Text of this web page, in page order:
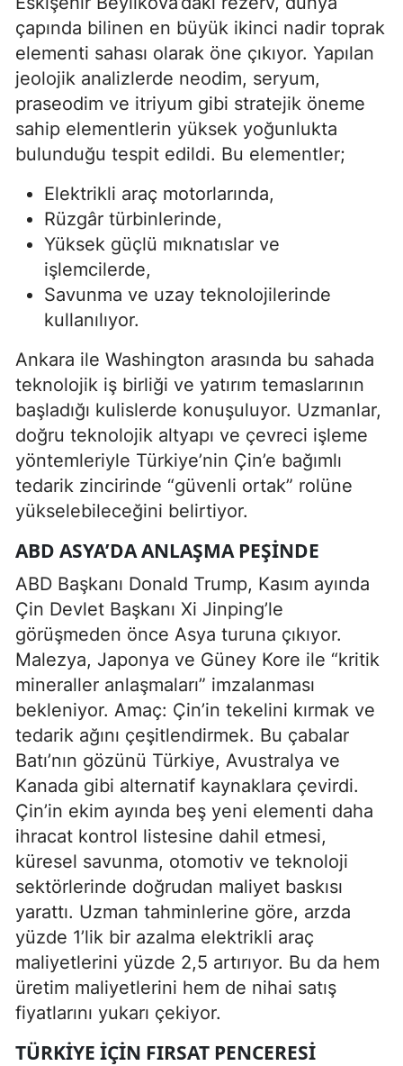
çapında bilinen en büyük ikinci nadir toprak
elementi sahası olarak öne çıkıyor. Yapılan
jeolojik analizlerde neodim, seryum,
praseodim ve itriyum gibi stratejik öneme
sahip elementlerin yüksek yoğunlukta
bulunduğu tespit edildi. Bu elementler;
Elektrikli araç motorlarında,
Rüzgâr türbinlerinde,
Yüksek güçlü mıknatıslar ve
işlemcilerde,
Savunma ve uzay teknolojilerinde
kullanılıyor.
Ankara ile Washington arasında bu sahada
teknolojik iş birliği ve yatırım temaslarının
başladığı kulislerde konuşuluyor. Uzmanlar,
doğru teknolojik altyapı ve çevreci işleme
yöntemleriyle Türkiye’nin Çin’e bağımlı
tedarik zincirinde “güvenli ortak” rolüne
yükselebileceğini belirtiyor.
ABD ASYA’DA ANLAŞMA PEŞINDE
ABD Başkanı Donald Trump, Kasım ayında
Çin Devlet Başkanı Xi Jinping’le
görüşmeden önce Asya turuna çıkıyor.
Malezya, Japonya ve Güney Kore ile “kritik
mineraller anlaşmaları” imzalanması
bekleniyor. Amaç: Çin’in tekelini kırmak ve
tedarik ağını çeşitlendirmek. Bu çabalar
Batı’nın gözünü Türkiye, Avustralya ve
Kanada gibi alternatif kaynaklara çevirdi.
Çin’in ekim ayında beş yeni elementi daha
ihracat kontrol listesine dahil etmesi,
küresel savunma, otomotiv ve teknoloji
sektörlerinde doğrudan maliyet baskısı
yarattı. Uzman tahminlerine göre, arzda
yüzde 1’lik bir azalma elektrikli araç
maliyetlerini yüzde 2,5 artırıyor. Bu da hem
üretim maliyetlerini hem de nihai satış
fiyatlarını yukarı çekiyor.
TÜRKIYE İÇIN FIRSAT PENCERESI